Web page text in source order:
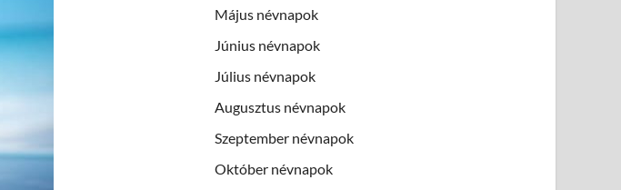
Május névnapok
Június névnapok
Július névnapok
Augusztus névnapok
Szeptember névnapok
Október névnapok